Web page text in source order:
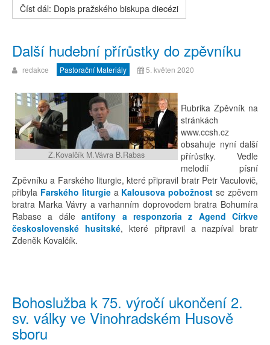
Číst dál: Dopis pražského biskupa diecézi
Další hudební přírůstky do zpěvníku
redakce Pastorační Materiály 5. květen 2020
Z.Kovalčík M.Vávra B.Rabas
Rubrika Zpěvník na
stránkách
www.ccsh.cz
obsahuje nyní další
přírůstky. Vedle
melodií písní
Zpěvníku a Farského liturgie, které připravil bratr Petr Vaculovič,
přibyla Farského liturgiea Kalousova pobožnost se zpěvem
bratra Marka Vávry a varhanním doprovodem bratra Bohumíra
Rabase a dáleantifony a responzoria z Agend Církve
československé husitské, které připravil a nazpíval bratr
Zdeněk Kovalčík.
Bohoslužba k 75. výročí ukončení 2.
sv. války ve Vinohradském Husově
sboru